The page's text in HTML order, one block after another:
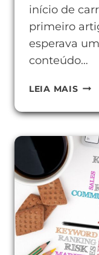
início de
primeiro
esperava
conteúdo…
LEIA MAIS
COM
E